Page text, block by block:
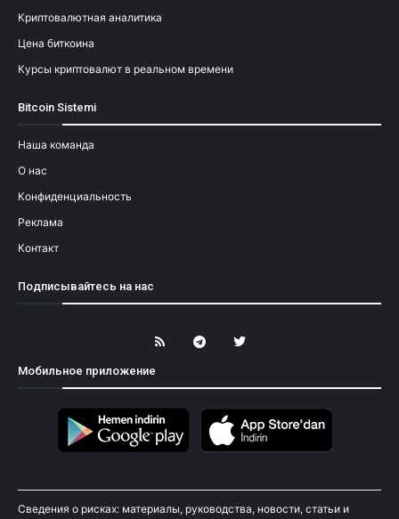
Криптовалютная аналитика
Цена биткоина
Курсы криптовалют в реальном времени
Bitcoin Sistemi
Наша команда
О нас
Конфиденциальность
Реклама
Контакт
Подписывайтесь на нас
Мобильное приложение
Сведения о рисках: материалы, руководства, новости, статьи и